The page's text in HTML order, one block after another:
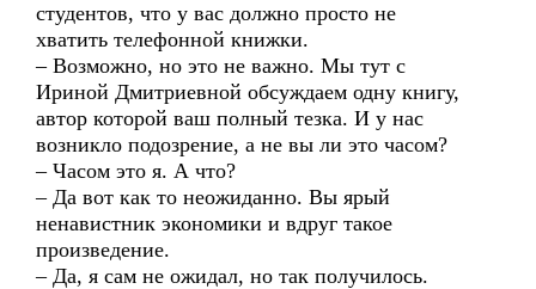
студентов, что у вас должно просто не
хватить телефонной книжки.
– Возможно, но это не важно. Мы тут с
Ириной Дмитриевной обсуждаем одну книгу,
автор которой ваш полный тезка. И у нас
возникло подозрение, а не вы ли это часом?
– Часом это я. А что?
– Да вот как то неожиданно. Вы ярый
ненавистник экономики и вдруг такое
произведение.
– Да, я сам не ожидал, но так получилось.